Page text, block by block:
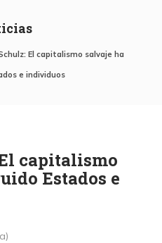
El capitalismo salvaje ha
e individuos
capitalismo
Estados e